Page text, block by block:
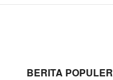
BERITA POPULER